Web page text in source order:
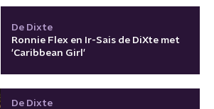
De Dixte
Ronnie Flex en Ir-Sais de DiXte met
'Caribbean Girl'
De Dixte